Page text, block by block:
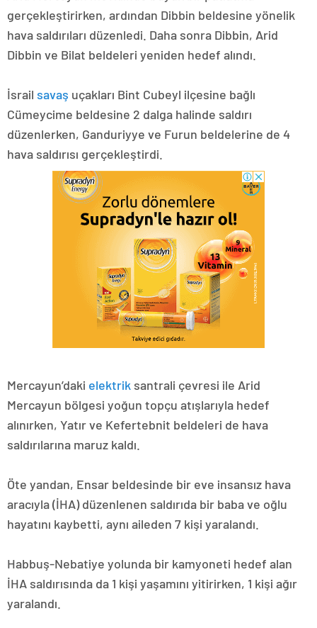
gerçekleştirirken, ardından Dibbin beldesine yönelik
hava saldırıları düzenledi. Daha sonra Dibbin, Arid
Dibbin ve Bilat beldeleri yeniden hedef alındı.
İsrail savaş uçakları Bint Cubeyl ilçesine bağlı
Cümeycime beldesine 2 dalga halinde saldırı
düzenlerken, Ganduriyye ve Furun beldelerine de 4
hava saldırısı gerçekleştirdi.
Mercayun’daki elektrik santrali çevresi ile Arid
Mercayun bölgesi yoğun topçu atışlarıyla hedef
alınırken, Yatır ve Kefertebnit beldeleri de hava
saldırılarına maruz kaldı.
Öte yandan, Ensar beldesinde bir eve insansız hava
aracıyla (İHA) düzenlenen saldırıda bir baba ve oğlu
hayatını kaybetti, aynı aileden 7 kişi yaralandı.
Habbuş-Nebatiye yolunda bir kamyoneti hedef alan
İHA saldırısında da 1 kişi yaşamını yitirirken, 1 kişi ağır
yaralandı.